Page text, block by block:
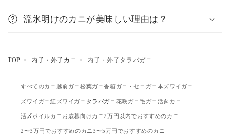
流氷明けのカニが美味しい理由は？
TOP 内子・外子カニ 内子・外子タラバガニ
すべてのカニ 越前ガニ松葉ガニ香箱ガニ・セコガニ 本ズワイガニ
ズワイガニ 紅ズワイガニ タラバガニ 花咲ガニ毛ガニ 活きカニ
活〆ボイルカニ お歳暮向けカニ2万円以内でおすすめのカニ
2〜3万円でおすすめのカニ 3〜5万円でおすすめのカニ